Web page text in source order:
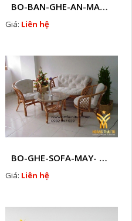
BO-BAN-GHE-AN-MAY-TU-NHIEN-HTT - M3
Giá: Liên hệ
BO-GHE-SOFA-MAY- TU-NHIEN-HTT - M5
Giá: Liên hệ